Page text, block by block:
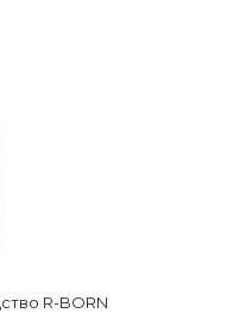
R-BORN